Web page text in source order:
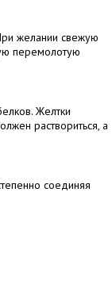
желании свежую
перемолотую
Желтки
раствориться, а
соединяя